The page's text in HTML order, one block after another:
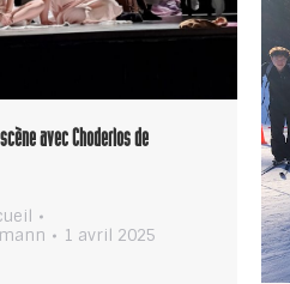
avec Choderlos de
1 avril 2025